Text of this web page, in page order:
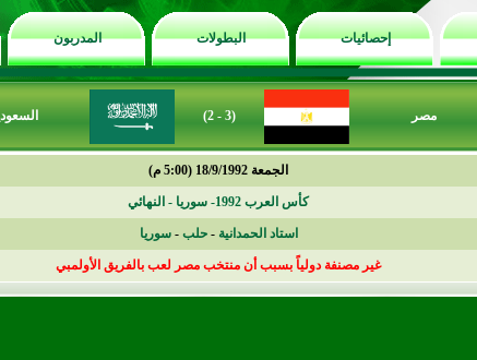
إحصائيات البطولات المدربون
مصر (3 - 2)
الجمعة 18/9/1992 (5:00 م)
كأس العرب 1992- سوريا - النهائي
استاد الحمدانية -حلب -سوريا
غير مصنفة دولياً بسبب أن منتخب مصر لعب بالفريق الأولمبي